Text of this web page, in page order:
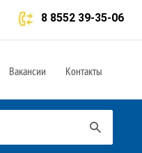
8 8552 39-35-06
Вакансии Контакты